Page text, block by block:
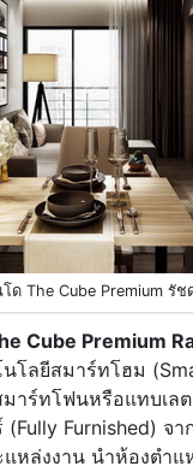
ด The Cube Premium รัช
Cube Premium
โลยีสมาร์ทโฮม
ร์ทโฟนหรือแทบเล
Furnished) จ
หล่งงาน นำห้องตำ